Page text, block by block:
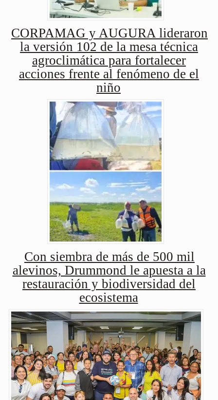
CORPAMAG y AUGURA lideraron
la versión 102 de la mesa técnica
agroclimática para fortalecer
acciones frente al fenómeno de el
niño
Con siembra de más de 500 mil
alevinos, Drummond le apuesta a la
restauración y biodiversidad del
ecosistema